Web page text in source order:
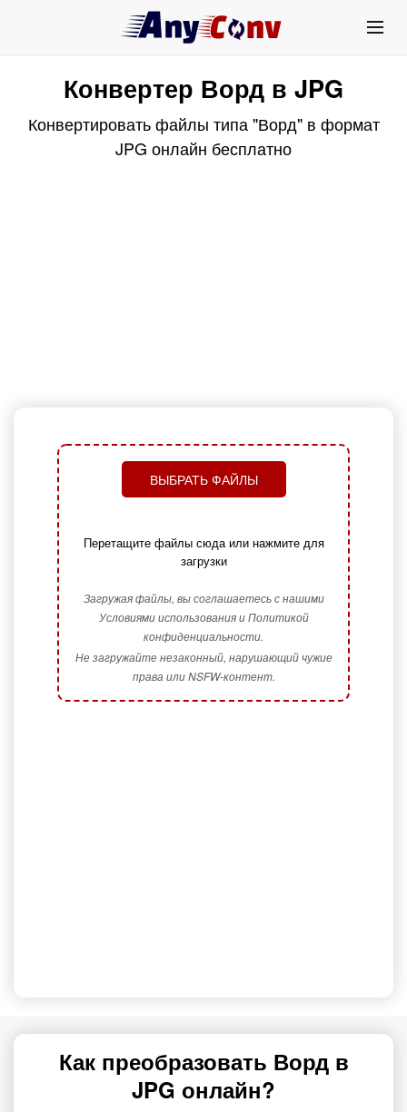
Конвертер Ворд в JPG
Конвертировать файлы типа "Ворд" в формат
JPG онлайн бесплатно
ВЫБРАТЬ ФАЙЛЫ
Перетащите файлы сюда или нажмите для
загрузки
Загружая файлы, вы соглашаетесь с нашими
Условиями использования и Политикой
конфиденциальности.
Не загружайте незаконный, нарушающий чужие
права или NSFW-контент.
Как преобразовать Ворд в
JPG онлайн?